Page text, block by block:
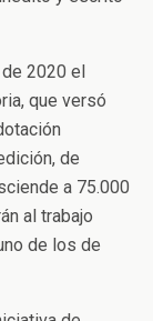
2020 el
que versó
de
a 75.000
al trabajo
de los de